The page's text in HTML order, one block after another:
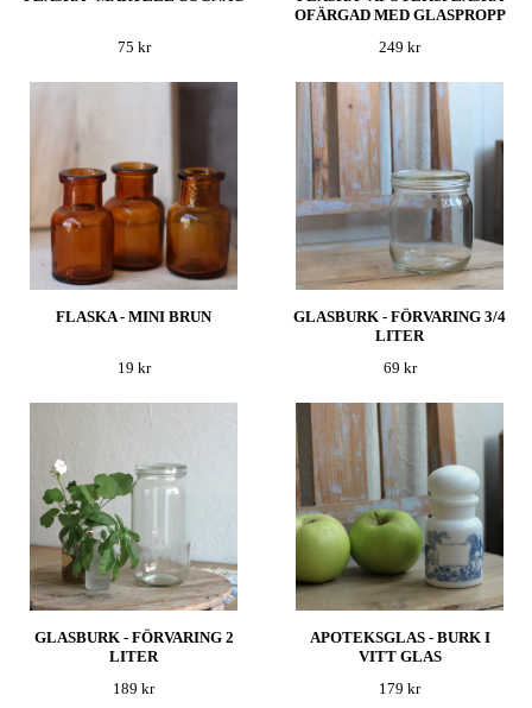
75 kr
OFÄRGAD MED GLASPROPP
249 kr
FLASKA - MINI BRUN
19 kr
GLASBURK - FÖRVARING 3/4
LITER
69 kr
GLASBURK - FÖRVARING 2
LITER
189 kr
APOTEKSGLAS - BURK I
VITT GLAS
179 kr